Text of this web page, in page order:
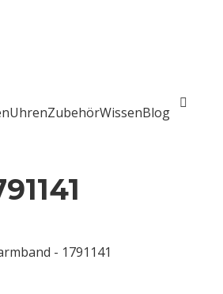
UhrenZubehörWissenBlog
- 1791141